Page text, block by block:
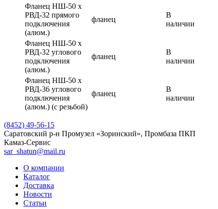
Фланец НШ-50 х
РВД-32 прямого
подключения
(алюм.)
фланец
В
наличии
Фланец НШ-50 х
РВД-32 углового
подключения
(алюм.)
фланец
В
наличии
Фланец НШ-50 х
РВД-36 углового
подключения
(алюм.) (с резьбой)
фланец
В
наличии
(8452) 49-56-15
Саратовский р-н Промузел «Зоринский», Промбаза ПКП
Камаз-Сервис
sar_shatun@mail.ru
О компании
Каталог
Доставка
Новости
Статьи